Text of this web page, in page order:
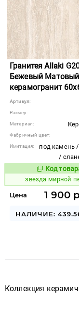
Гранитея Allaki
Бежевый
керамогранит
Артикул:
Размер:
Материал:
Фабричный цвет:
Имитация:
под камень /
/
444695 Код
звезда мирной
Цена 1 900
НАЛИЧИЕ:
Коллекция